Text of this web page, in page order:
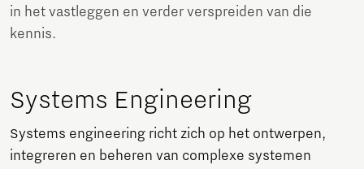
in het vastleggen en verder verspreiden van die
kennis.
Systems Engineering
Systems engineering richt zich op het ontwerpen,
integreren en beheren van complexe systemen